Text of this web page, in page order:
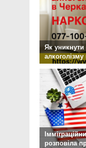
Як уникнути
розповіла